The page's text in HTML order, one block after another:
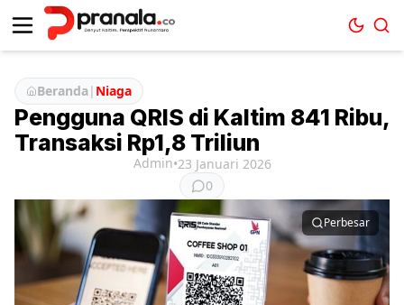
Beranda| Niaga
Pengguna QRIS di Kaltim 841 Ribu,
Transaksi Rp1,8 Triliun
Admin•23 Januari 2026
0
Perbesar